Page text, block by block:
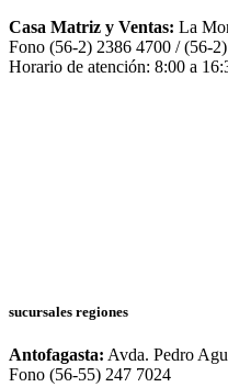
Casa Matriz y Ventas: La
Fono (56-2) 2386 4700 / (56-
Horario de atención: 8:00 a
sucursales regiones
Antofagasta: Avda. Pedro
Fono (56-55) 247 7024